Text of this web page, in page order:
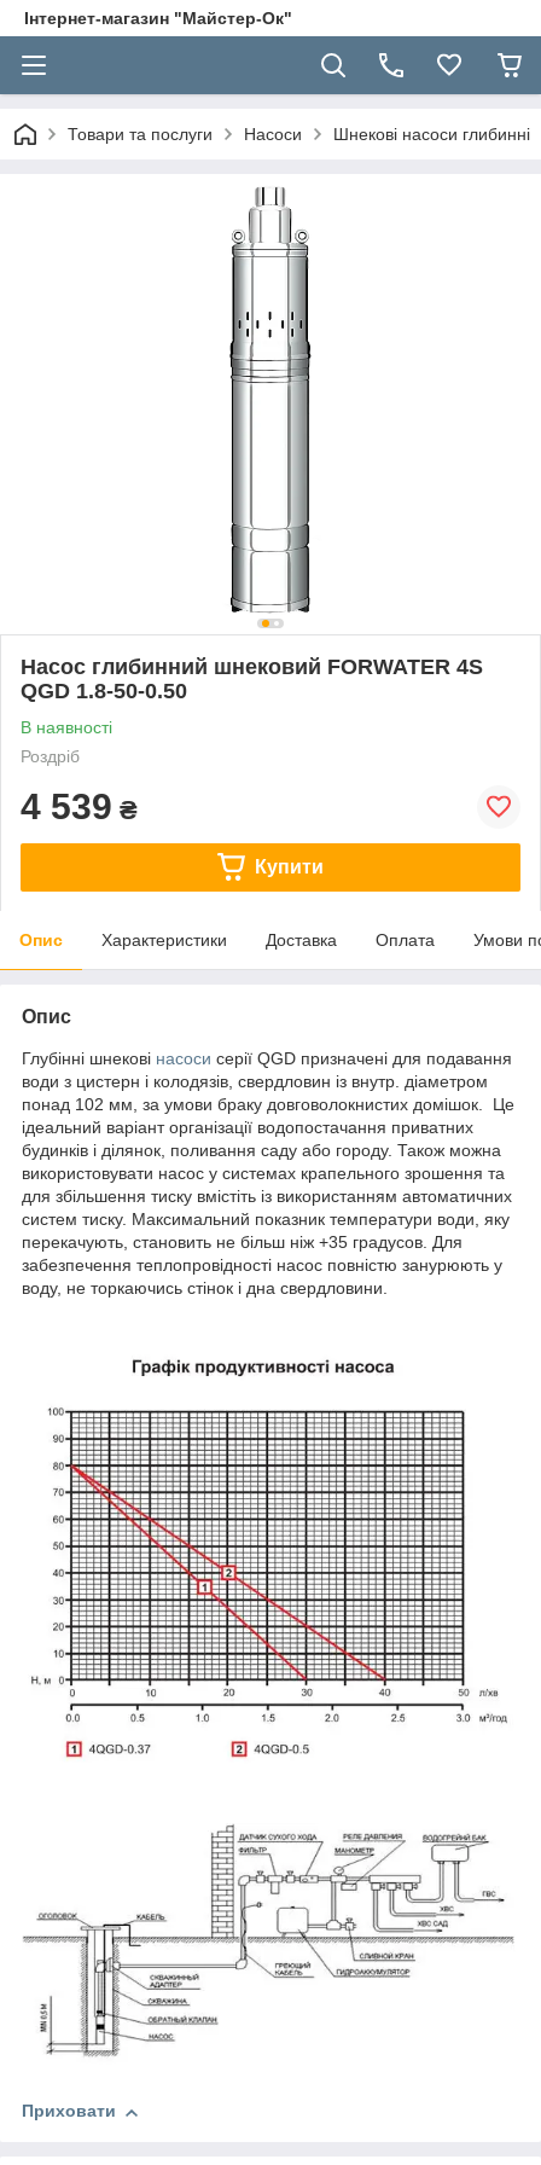
Інтернет-магазин "Майстер-Ок"
Товари та послуги Насоси Шнекові насоси глибинні
Насос глибинний шнековий FORWATER 4S
QGD 1.8-50-0.50
В наявності
Роздріб
4 539 ₴
Купити
Опис Характеристики Доставка Оплата Умови
Опис
Глубінні шнекові насоси серії QGD призначені для подавання
води з цистерн і колодязів, свердловин із внутр. діаметром
понад 102 мм, за умови браку довговолокнистих домішок. Це
ідеальний варіант організації водопостачання приватних
будинків і ділянок, поливання саду або городу. Також можна
використовувати насос у системах крапельного зрошення та
для збільшення тиску вмістіть із використанням автоматичних
систем тиску. Максимальний показник температури води, яку
перекачують, становить не більш ніж +35 градусов. Для
забезпечення теплопровідності насос повністю занурюють у
воду, не торкаючись стінок і дна свердловини.
Приховати